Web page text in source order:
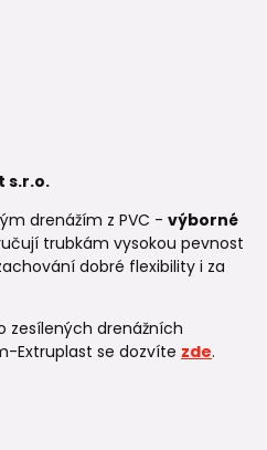
s.r.o.
drenážím z PVC - výborné
trubkám vysokou pevnost
dobré flexibility i za
zesílených drenážních
Extruplast se dozvíte zde.